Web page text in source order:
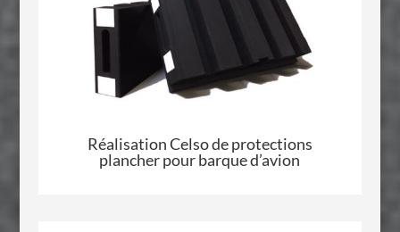
RéalisationCelsode protections
plancher pour barque d’avion